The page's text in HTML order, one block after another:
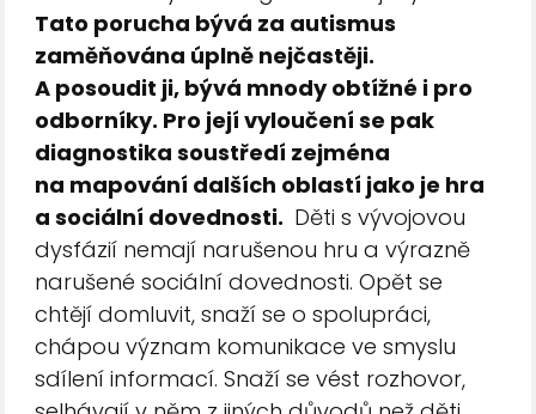
Tato porucha bývá za autismus
zaměňována úplně nejčastěji.
A posoudit ji, bývá mnody obtížné i pro
odborníky. Pro její vyloučení se pak
diagnostika soustředí zejména
na mapování dalších oblastí jako je hra
a sociální dovednosti. Děti s vývojovou
dysfázií nemají narušenou hru a výrazně
narušené sociální dovednosti. Opět se
chtějí domluvit, snaží se o spolupráci,
chápou význam komunikace ve smyslu
sdílení informací. Snaží se vést rozhovor,